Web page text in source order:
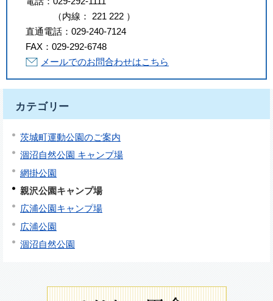
（内線 ： 221 222 ）
直通電話： 029-240-7124
FAX： 029-292-6748
メールでのお問合わせはこちら
カテゴリー
茨城町運動公園のご案内
涸沼自然公園 キャンプ場
網掛公園
親沢公園キャンプ場
広浦公園キャンプ場
広浦公園
涸沼自然公園